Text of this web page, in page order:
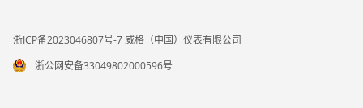
浙ICP备2023046807号-7 威格（中国）仪表有限公司
浙公网安备33049802000596号